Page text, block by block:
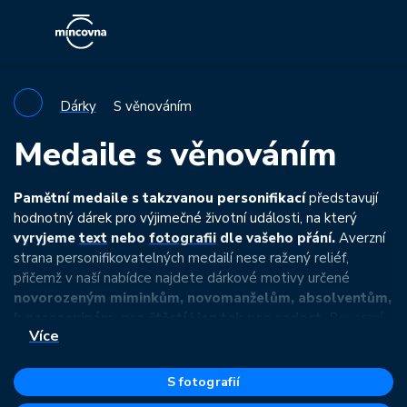
Dárky S věnováním
Medaile s věnováním
Pamětní medaile s takzvanou personifikacípředstavují
hodnotný dárek pro výjimečné životní události, na který
vyryjeme text nebo fotografii dle vašeho přání. Averzní
strana personifikovatelných medailí nese ražený reliéf,
přičemž v naší nabídce najdete dárkové motivy určené
novorozeným miminkům, novomanželům, absolventům,
strana pak předkládá prázdný prostor pro rytinu.
Pokud si z následující nabídky ražených motivů nevyberete,
nabízíme i medaile soboustrannou personifikací.Ty mají
Více
S fotografií